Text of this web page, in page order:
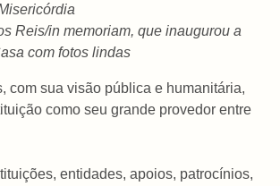
Reis/in memoriam, que inaugurou a
com fotos lindas
com sua visão pública e humanitária,
como seu grande provedor entre
entidades, apoios, patrocínios,